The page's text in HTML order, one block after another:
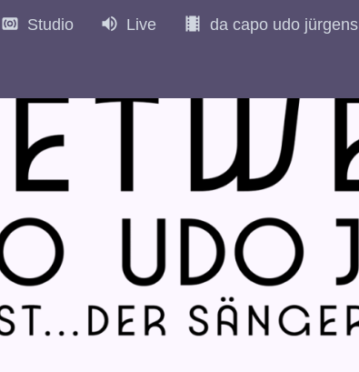
Studio Live da capo udo jürgens